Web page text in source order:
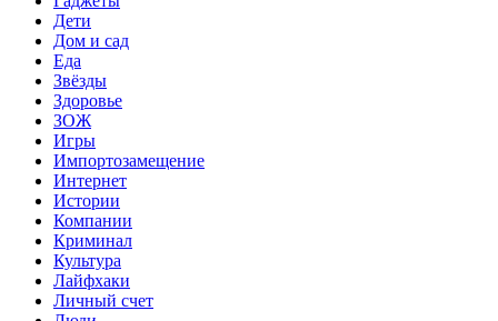
Дети
Дом и сад
Еда
Звёзды
Здоровье
ЗОЖ
Игры
Импортозамещение
Интернет
Истории
Компании
Криминал
Культура
Лайфхаки
Личный счет